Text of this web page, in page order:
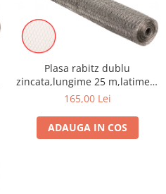
Plasa rabitz dublu
zincata,lungime 25 m,latime 1
m,grosime 0.67 mm
165,00 Lei
ADAUGA IN COS